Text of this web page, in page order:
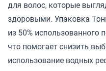
для волос, которые
здоровыми. Упаковка
из 50% использованного
что помогает снизить
использование водных